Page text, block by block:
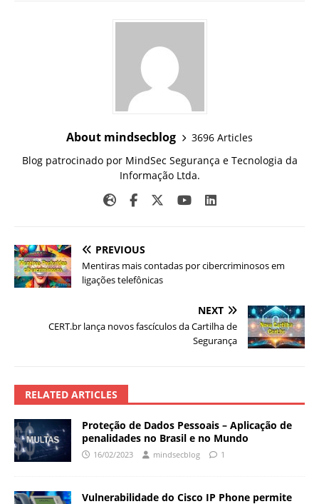
About mindsecblog
3696 Articles
Blog patrocinado por MindSec Segurança e Tecnologia da
Informação Ltda.
PREVIOUS
Mentiras mais contadas por cibercriminosos em
ligações telefônicas
NEXT
CERT.br lança novos fascículos da Cartilha de
Segurança
RELATED ARTICLES
Proteção de Dados Pessoais – Aplicação de
penalidades no Brasil e no Mundo
16/02/2023 mindsecblog 1
Vulnerabilidade do Cisco IP Phone permite